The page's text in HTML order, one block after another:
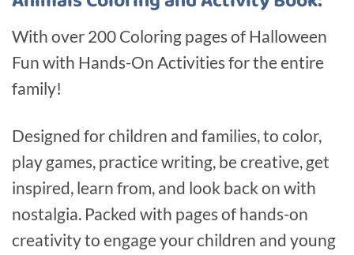
With over 200 Coloring pages of Halloween
Fun with Hands-On Activities for the entire
family!
Designed for children and families, to color,
play games, practice writing, be creative, get
inspired, learn from, and look back on with
nostalgia. Packed with pages of hands-on
creativity to engage your children and young